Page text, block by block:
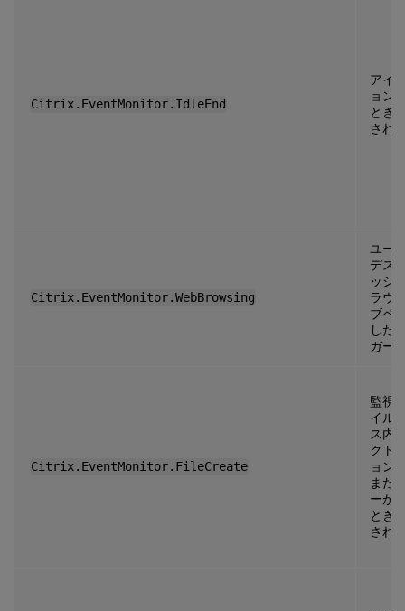
Citrix.EventMonitor.IdleEnd
アイ
ョン
とき
され
Citrix.EventMonitor.WebBrowsing
ユー
デス
ッシ
ラウ
ブペ
した
ガー
Citrix.EventMonitor.FileCreate
監視
イル
ス内
クト
ョン
また
ーが
とき
され